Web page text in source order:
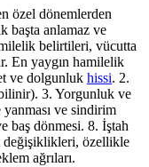
özel dönemlerden
başta anlamaz ve
belirtileri, vücutta
En yaygın hamilelik
ve dolgunluk hissi. 2.
3. Yorgunluk ve
ve sindirim
baş dönmesi. 8. İştah
özellikle
ağrıları.